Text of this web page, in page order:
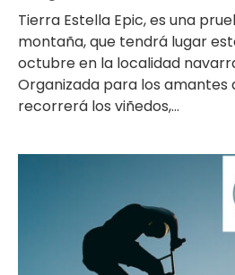
Tierra Estella Epic, es una
montaña, que tendrá lugar
octubre en la localidad
Organizada para los amantes
recorrerá los viñedos,...